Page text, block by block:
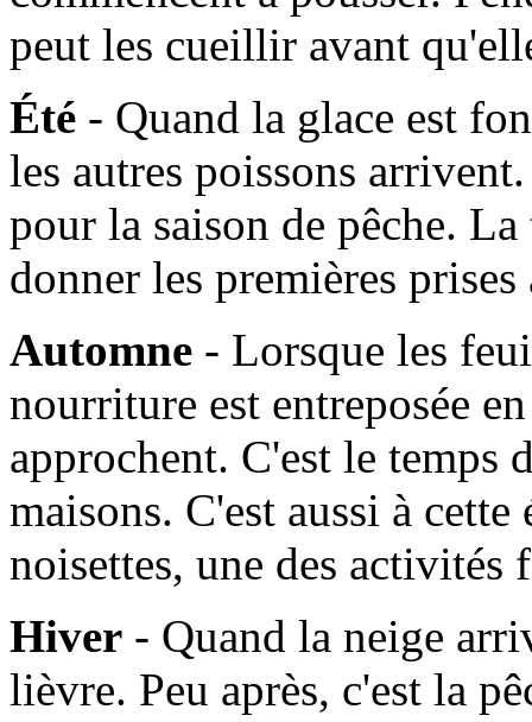
peut les cueillir avant
Été - Quand la glace est
les autres poissons
pour la saison de pêche.
donner les premières
Automne - Lorsque les
nourriture est entreposée
approchent. C'est le temps
maisons. C'est aussi à
noisettes, une des
Hiver - Quand la neige
lièvre. Peu après, c'est la